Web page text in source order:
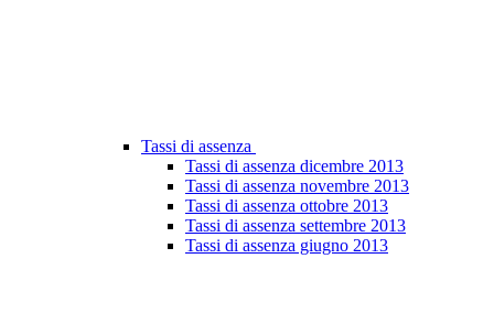
Tassi di assenza
Tassi di assenza dicembre 2013
Tassi di assenza novembre 2013
Tassi di assenza ottobre 2013
Tassi di assenza settembre 2013
Tassi di assenza giugno 2013